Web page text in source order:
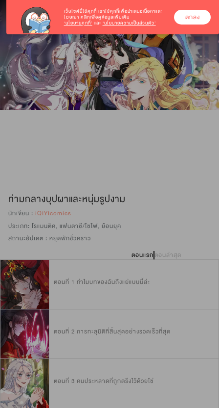
ท่ามกลางบุปผาและหนุ่มรูปงาม
นักเขียน : iQIYIcomics
ประเภท: โรแมนติค, แฟนตาซี/ไซไฟ, ย้อนยุค
สถานะอัปเดต : หยุดพักชั่วคราว
ตอนแรกตอนล่าสุด
ตอนที่ 1 ทำไมบทของฉันถึงแย่แบบนี้ล่ะ
ตอนที่ 2 การทะลุมิติที่สิ้นสุดอย่างรวดเร็วที่สุด
ตอนที่ 3 คนประหลาดที่ถูกตรึงไว้ด้วยโซ่
เว็บไซต์นี้ใช้คุกกี้ เราใช้คุกกี้เพื่อนำเสนอเนื้อหาและ
โฆษณา คลิกเพื่อดูข้อมูลเพิ่มเติม
‘นโยบายคุกกี้’ และ ‘นโยบายความเป็นส่วนตัว’
ตกลง